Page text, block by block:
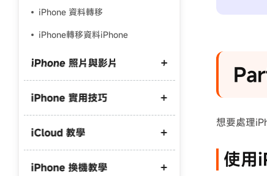
iPhone 資料轉移
iPhone轉移資料iPhone
iPhone 照片與影片
iPhone 照片備份到外接硬碟
iPhone 照片備份到電腦
iPhone 照片 HEIC 轉 JPG
iPhone 實用技巧
iPhone 開發者模式不見了
iPhone 驗機
iCloud 教學
iCloud 空間不足
iPhone 換機教學
想要處理
使用